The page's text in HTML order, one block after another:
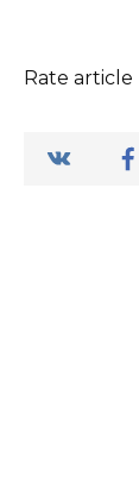
Rate article